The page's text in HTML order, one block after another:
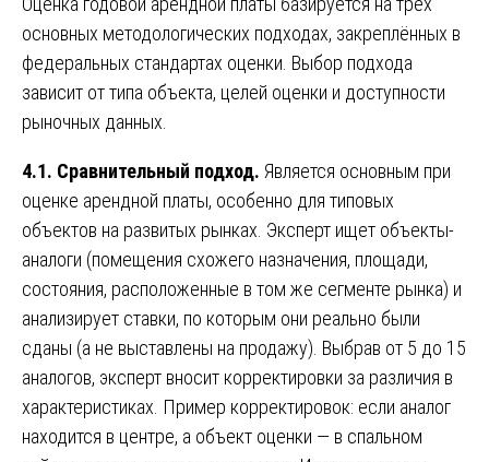
основных методологических подходах, закреплённых в
федеральных стандартах оценки. Выбор подхода
зависит от типа объекта, целей оценки и доступности
рыночных данных.
4.1. Сравнительный подход. Является основным при
оценке арендной платы, особенно для типовых
объектов на развитых рынках. Эксперт ищет объекты-
аналоги (помещения схожего назначения, площади,
состояния, расположенные в том же сегменте рынка) и
анализирует ставки, по которым они реально были
сданы (а не выставлены на продажу). Выбрав от 5 до 15
аналогов, эксперт вносит корректировки за различия в
характеристиках. Пример корректировок: если аналог
находится в центре, а объект оценки — в спальном